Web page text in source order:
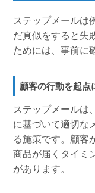
ステップメールは
だ真似をすると失
ためには、事前に
顧客の行動を起点
ステップメールは
に基づいて適切な
る施策です。顧客
商品が届くタイミ
があります。